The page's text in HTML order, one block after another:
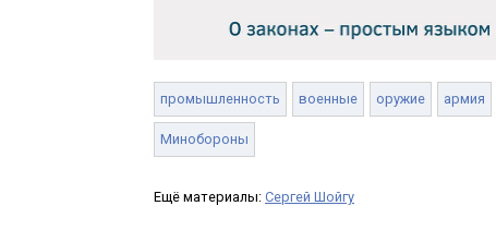
промышленность военные оружие армия
Минобороны
Ещё материалы: Сергей Шойгу